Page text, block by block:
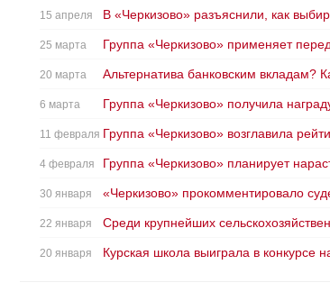
15 апреля В «Черкизово» разъяснили, как
25 марта Группа «Черкизово» применяет
20 марта Альтернатива банковским вкладам?
6 марта Группа «Черкизово» получила
11 февраля Группа «Черкизово» возглавила
4 февраля Группа «Черкизово» планирует
30 января «Черкизово» прокомментировало
22 января Среди крупнейших
20 января Курская школа выиграла в конкурсе